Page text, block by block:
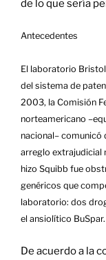
de lo que sería
Antecedentes
El laboratorio
del sistema de
2003, la Comisión
norteamericano
nacional– comunicó
arreglo extrajudicial
hizo Squibb fue
genéricos que
laboratorio: dos
el ansiolítico BuSpar.
De acuerdo a la